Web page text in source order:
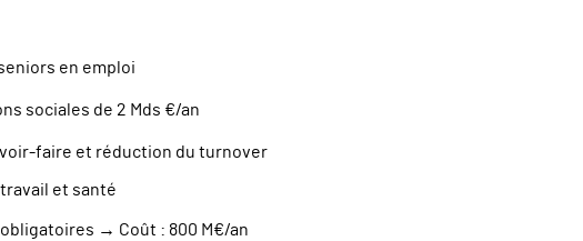
en emploi
sociales de 2 Mds €/an
faire et réduction du turnover
et santé
→ Coût : 800 M€/an